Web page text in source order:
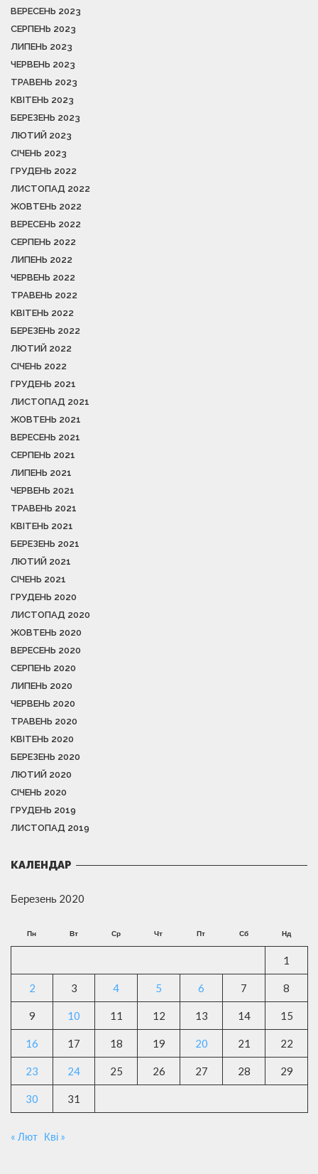
ВЕРЕСЕНЬ 2023
СЕРПЕНЬ 2023
ЛИПЕНЬ 2023
ЧЕРВЕНЬ 2023
ТРАВЕНЬ 2023
КВІТЕНЬ 2023
БЕРЕЗЕНЬ 2023
ЛЮТИЙ 2023
СІЧЕНЬ 2023
ГРУДЕНЬ 2022
ЛИСТОПАД 2022
ЖОВТЕНЬ 2022
ВЕРЕСЕНЬ 2022
СЕРПЕНЬ 2022
ЛИПЕНЬ 2022
ЧЕРВЕНЬ 2022
ТРАВЕНЬ 2022
КВІТЕНЬ 2022
БЕРЕЗЕНЬ 2022
ЛЮТИЙ 2022
СІЧЕНЬ 2022
ГРУДЕНЬ 2021
ЛИСТОПАД 2021
ЖОВТЕНЬ 2021
ВЕРЕСЕНЬ 2021
СЕРПЕНЬ 2021
ЛИПЕНЬ 2021
ЧЕРВЕНЬ 2021
ТРАВЕНЬ 2021
КВІТЕНЬ 2021
БЕРЕЗЕНЬ 2021
ЛЮТИЙ 2021
СІЧЕНЬ 2021
ГРУДЕНЬ 2020
ЛИСТОПАД 2020
ЖОВТЕНЬ 2020
ВЕРЕСЕНЬ 2020
СЕРПЕНЬ 2020
ЛИПЕНЬ 2020
ЧЕРВЕНЬ 2020
ТРАВЕНЬ 2020
КВІТЕНЬ 2020
БЕРЕЗЕНЬ 2020
ЛЮТИЙ 2020
СІЧЕНЬ 2020
ГРУДЕНЬ 2019
ЛИСТОПАД 2019
КАЛЕНДАР
Березень 2020
Пн Вт Ср Чт Пт Сб Нд
1
2 3 4 5 6 7 8
9 10 11 12 13 14 15
16 17 18 19 20 21 22
23 24 25 26 27 28 29
30 31
« Лют Кві »